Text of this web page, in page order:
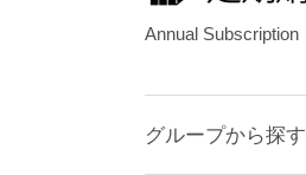
Annual Subscription
グループから探す